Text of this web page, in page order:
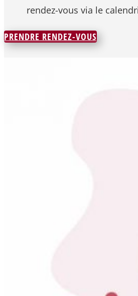
rendez-vous via le
PRENDRE RENDEZ-VOUS